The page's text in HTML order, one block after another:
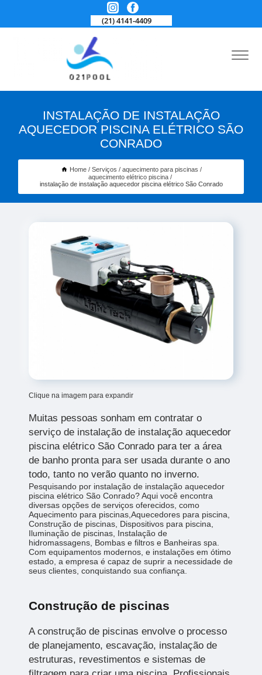
(21) 4141-4409
INSTALAÇÃO DE INSTALAÇÃO
AQUECEDOR PISCINA ELÉTRICO SÃO
CONRADO
Home Serviços
aquecimento para piscinas
aquecimento elétrico piscina
instalação de instalação aquecedor piscina elétrico São Conrado
Clique na imagem para expandir
Muitas pessoas sonham em contratar o
serviço de instalação de instalação aquecedor
piscina elétrico São Conrado para ter a área
de banho pronta para ser usada durante o ano
todo, tanto no verão quanto no inverno.
Pesquisando por instalação de instalação aquecedor
piscina elétrico São Conrado? Aqui você encontra
diversas opções de serviços oferecidos, como
Aquecimento para piscinas,Aquecedores para piscina,
Construção de piscinas, Dispositivos para piscina,
Iluminação de piscinas, Instalação de
hidromassagens, Bombas e filtros e Banheiras spa.
Com equipamentos modernos, e instalações em ótimo
estado, a empresa é capaz de suprir a necessidade de
seus clientes, conquistando sua confiança.
Construção de piscinas
A construção de piscinas envolve o processo
de planejamento, escavação, instalação de
estruturas, revestimentos e sistemas de